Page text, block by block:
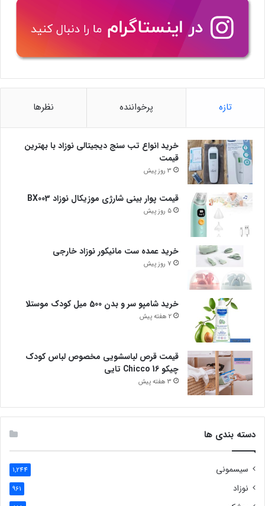
تازه پرخواننده نظرها
خرید انواع تب سنج دیجیتالی نوزاد با بهترین
قیمت
3 روز پیش
قیمت پوار بینی شارژی موزیکال نوزاد BX003
5 روز پیش
خرید عمده ست مانیکور نوزاد خارجی
7 روز پیش
خرید شامپو سر و بدن 500 میل کودک موستلا
2 هفته پیش
قیمت قرص لباسشویی مخصوص لباس کودک
چیکو Chicco 16 تایی
3 هفته پیش
دسته بندی ها
سیسمونی 1,244
نوزاد 961